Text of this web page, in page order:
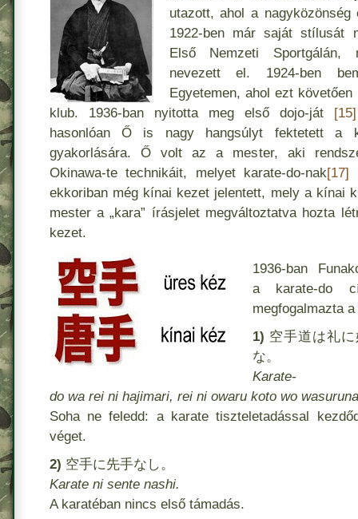
utazott, ahol a
1922-ben már saját stílusát
Első Nemzeti Sportgálán,
nevezett el. 1924-ben
Egyetemen, ahol ezt
klub. 1936-ban nyitotta meg első dojo-ját [15]
hasonlóan Ő is nagy hangsúlyt fektetett a
gyakorlására. Ő volt az a mester, aki
Okinawa-te technikáit, melyet karate-do-nak[17]
ekkoriban még kínai kezet jelentett, mely a kínai
mester a „kara” írásjelet megváltoztatva hozta
kezet.
1936-ban
a karate-do
megfogalmazta
1) 空手道は礼
な。
Karate-
do wa rei ni hajimari, rei ni owaru koto wo
Soha ne feledd: a karate tiszteletadással
véget.
2) 空手に先手なし。
Karate ni sente nashi.
A karatéban nincs első támadás.